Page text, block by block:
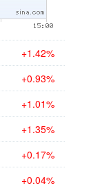
+1.42%
+0.93%
+1.01%
+1.35%
+0.17%
+0.04%